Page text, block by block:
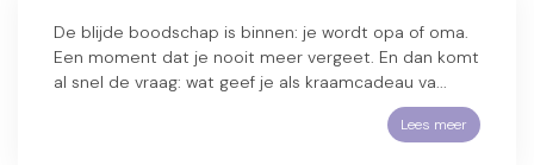
De blijde boodschap is binnen: je wordt opa of oma.
Een moment dat je nooit meer vergeet. En dan komt
al snel de vraag: wat geef je als kraamcadeau va...
Lees meer